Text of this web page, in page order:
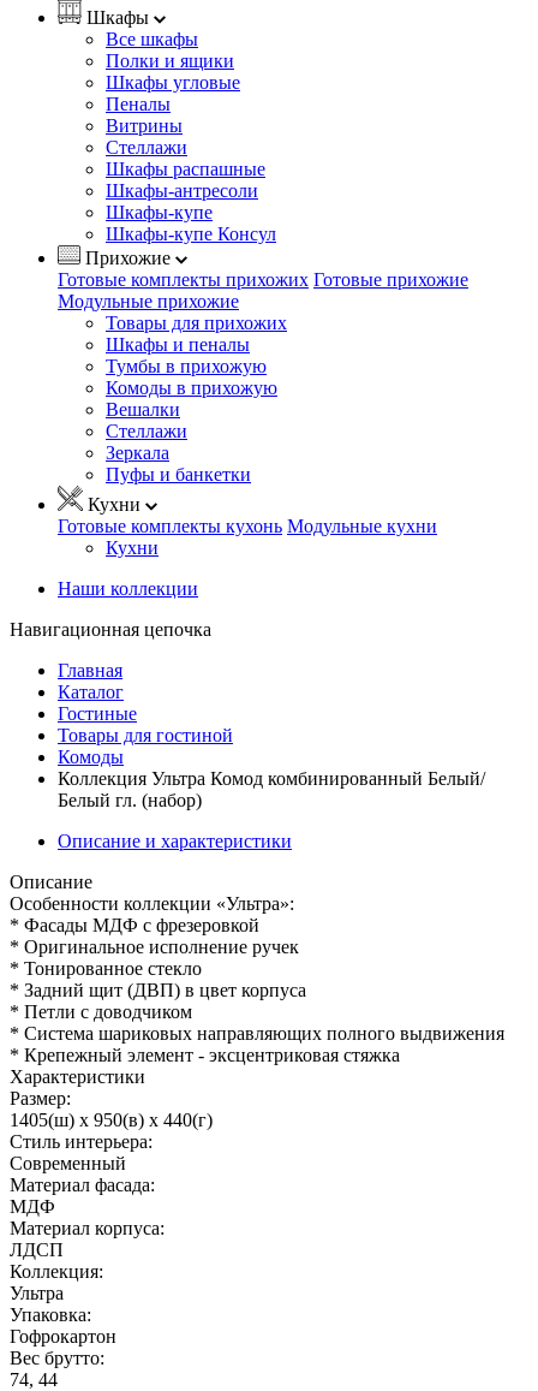
Шкафы
Все шкафы
Полки и ящики
Шкафы угловые
Пеналы
Витрины
Стеллажи
Шкафы распашные
Шкафы-антресоли
Шкафы-купе
Шкафы-купе Консул
Прихожие
Готовые комплекты прихожих Готовые прихожие
Модульные прихожие
Товары для прихожих
Шкафы и пеналы
Тумбы в прихожую
Комоды в прихожую
Вешалки
Стеллажи
Зеркала
Пуфы и банкетки
Кухни
Готовые комплекты кухонь Модульные кухни
Кухни
Наши коллекции
Навигационная цепочка
Главная
Каталог
Гостиные
Товары для гостиной
Комоды
Коллекция Ультра Комод комбинированный Белый/
Белый гл. (набор)
Описание и характеристики
Описание
Особенности коллекции «Ультра»:
* Фасады МДФ с фрезеровкой
* Оригинальное исполнение ручек
* Тонированное стекло
* Задний щит (ДВП) в цвет корпуса
* Петли с доводчиком
* Система шариковых направляющих полного выдвижения
* Крепежный элемент - эксцентриковая стяжка
Характеристики
Размер:
1405(ш) x 950(в) x 440(г)
Стиль интерьера:
Современный
Материал фасада:
МДФ
Материал корпуса:
ЛДСП
Коллекция:
Ультра
Упаковка:
Гофрокартон
Вес брутто:
74, 44